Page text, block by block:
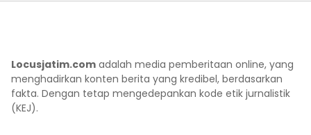
Locusjatim.com adalah media pemberitaan online, yang
menghadirkan konten berita yang kredibel, berdasarkan
fakta. Dengan tetap mengedepankan kode etik jurnalistik
(KEJ).